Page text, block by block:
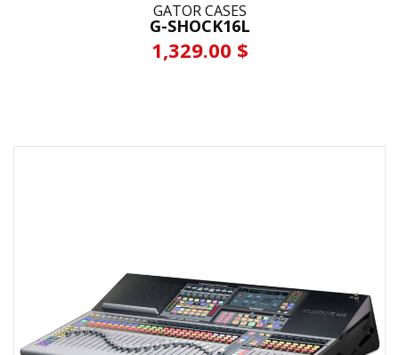
GATOR CASES
G-SHOCK16L
1,329.00 $